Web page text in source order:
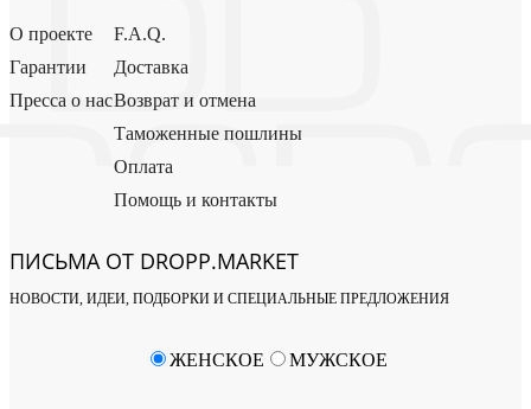
О проекте
Гарантии
Пресса о нас
F.A.Q.
Доставка
Возврат и отмена
Таможенные пошлины
Оплата
Помощь и контакты
ПИСЬМА ОТ DROPP.MARKET
НОВОСТИ, ИДЕИ, ПОДБОРКИ И СПЕЦИАЛЬНЫЕ ПРЕДЛОЖЕНИЯ
ЖЕНСКОЕ МУЖСКОЕ